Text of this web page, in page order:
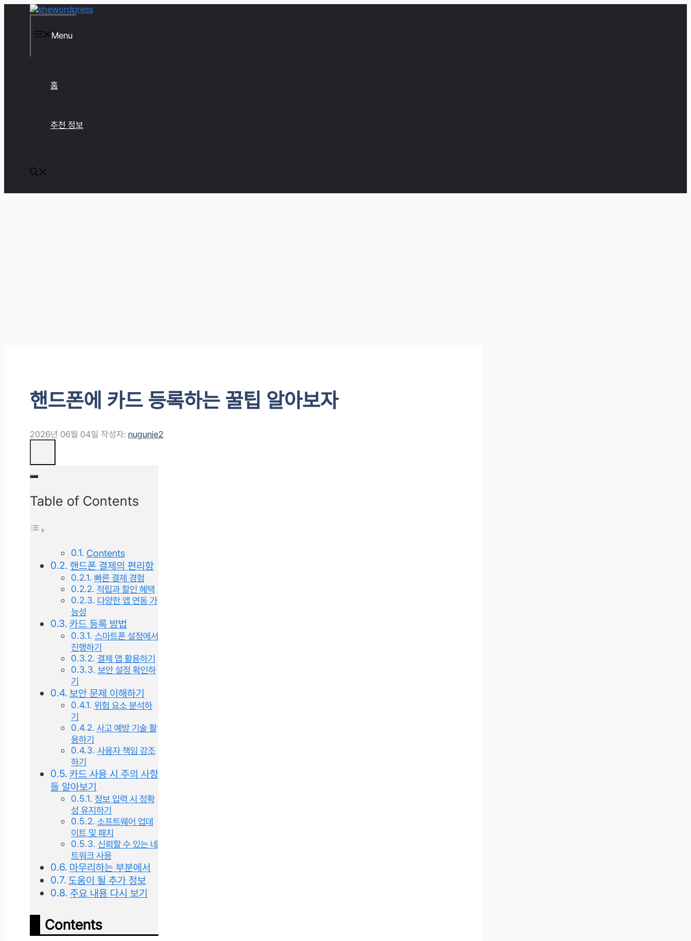
Menu
홈
추천 정보
핸드폰에 카드 등록하는 꿀팁 알아보자
2026년 06월 04일 작성자: nugunie2
Table of Contents
Contents
핸드폰 결제의 편리함
빠른 결제 경험
적립과 할인 혜택
다양한 앱 연동 가
능성
카드 등록 방법
스마트폰 설정에서
진행하기
결제 앱 활용하기
보안 설정 확인하
기
보안 문제 이해하기
위험 요소 분석하
기
사고 예방 기술 활
용하기
사용자 책임 강조
하기
카드 사용 시 주의 사항
들 알아보기
정보 입력 시 정확
성 유지하기
소프트웨어 업데
이트 및 패치
신뢰할 수 있는 네
트워크 사용
마무리하는 부분에서
도움이 될 추가 정보
주요 내용 다시 보기
Contents